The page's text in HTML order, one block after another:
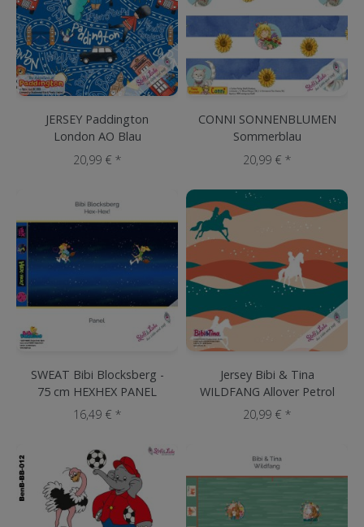
JERSEY Paddington
London AO Blau
20,99 € *
CONNI SONNENBLUMEN
Sommerblau
20,99 € *
SWEAT Bibi Blocksberg -
75 cm HEXHEX PANEL
16,49 € *
Jersey Bibi & Tina
WILDFANG Allover Petrol
20,99 € *